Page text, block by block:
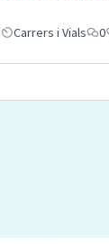
Carrers i Vials 0